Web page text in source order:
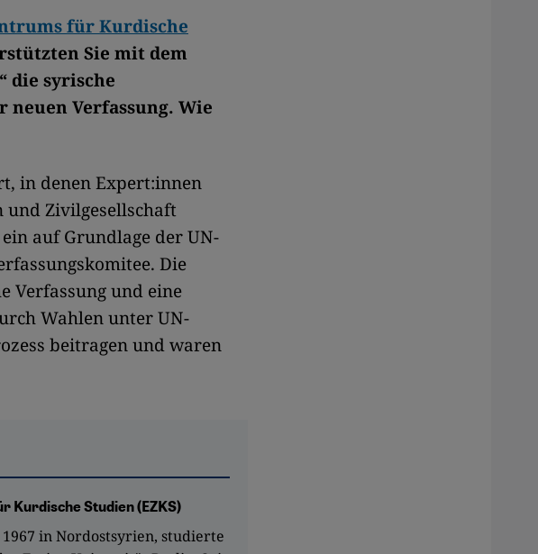
für Kurdische
Sie mit dem
die syrische
Verfassung. Wie
in denen Expert:innen
Zivilgesellschaft
auf Grundlage der UN-
Die
Verfassung und eine
Wahlen unter UN-
beitragen und waren
Kurdische Studien (EZKS)
in Nordostsyrien, studierte